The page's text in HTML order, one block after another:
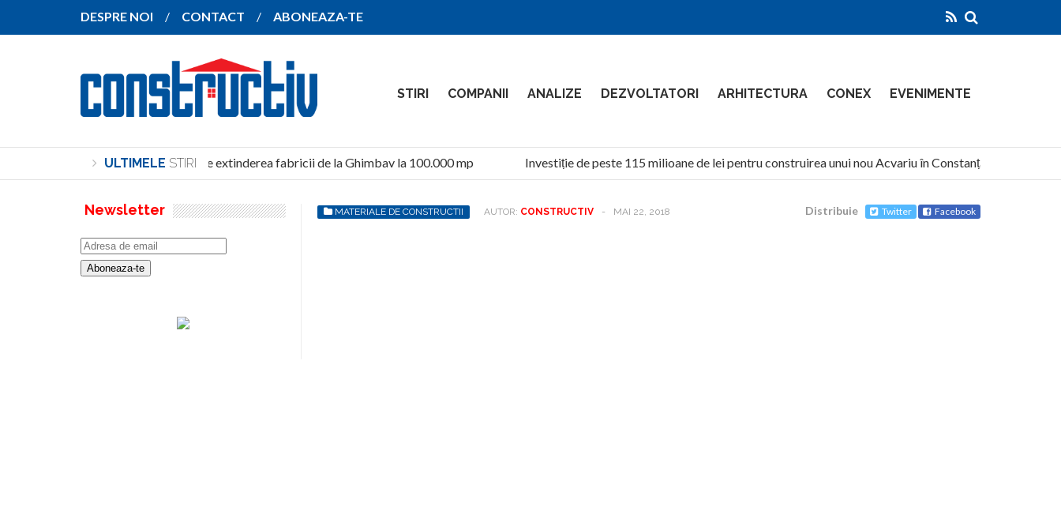
DESPRE NOI CONTACT ABONEAZA-TE
STIRI COMPANII ANALIZE DEZVOLTATORI ARHITECTURA CONEX EVENIMENTE
ULTIMELE STIRI
SANY pregătește extinderea fabricii de la Ghimbav la 100.000 mp Investiție de peste 115 milioane de lei pentru construirea unui nou Acvariu în Constanța
MATERIALE DE CONSTRUCTII AUTOR: CONSTRUCTIV - MAI 22, 2018 Distribuie Twitter Facebook
Newsletter